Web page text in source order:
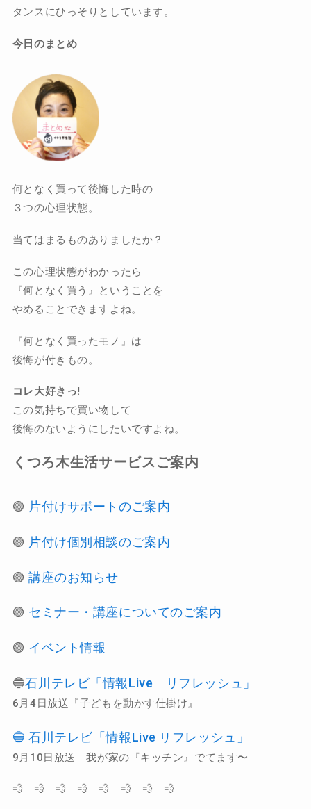
タンスにひっそりとしています。
今日のまとめ
何となく買って後悔した時の
３つの心理状態。
当てはまるものありましたか？
この心理状態がわかったら
『何となく買う』ということを
やめることできますよね。
『何となく買ったモノ』は
後悔が付きもの。
コレ大好きっ!
この気持ちで買い物して
後悔のないようにしたいですよね。
くつろ木生活サービスご案内
🟢 片付けサポートのご案内
🟢 片付け個別相談のご案内
🟢講座のお知らせ
🟢 セミナー・講座についてのご案内
🟢 イベント情報
🔵石川テレビ「情報Live リフレッシュ」
6月4日放送『子どもを動かす仕掛け』
🔵 石川テレビ「情報Live リフレッシュ」
9月10日放送 我が家の『キッチン』でてます〜
💨 💨 💨 💨 💨 💨 💨 💨